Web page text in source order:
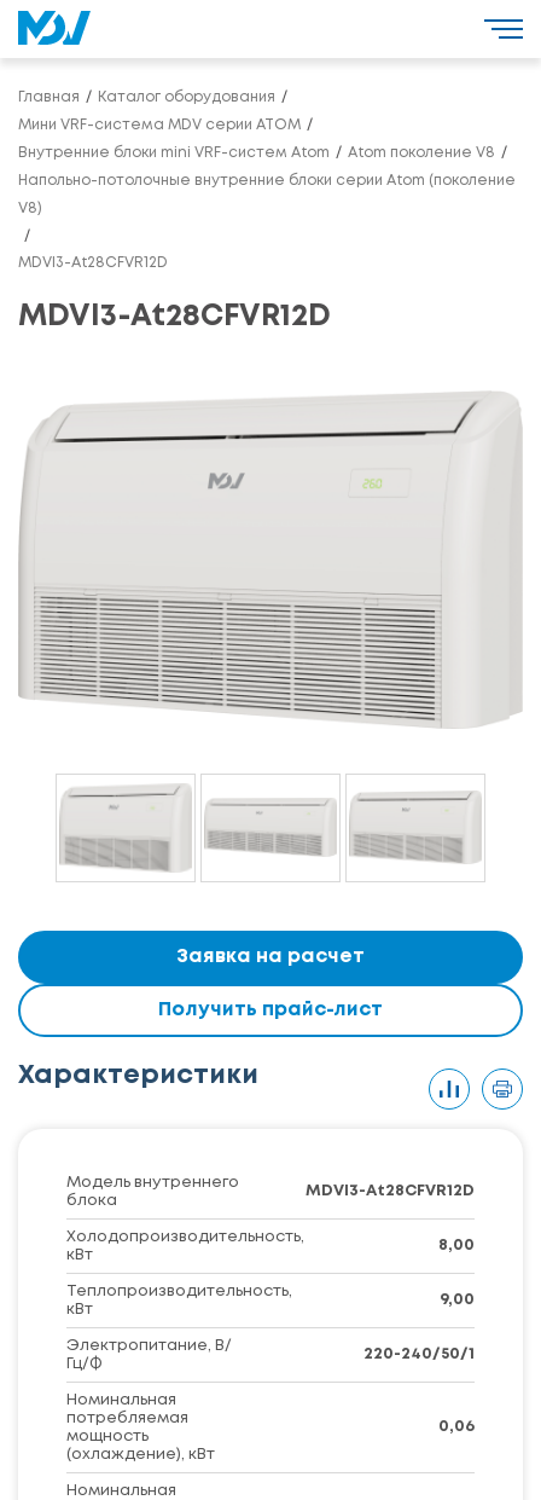
Главная Каталог оборудования
Мини VRF-система MDV серии ATOM
Внутренние блоки mini VRF-систем Atom Atom поколение V8
Напольно-потолочные внутренние блоки серии Atom (поколение
V8)
MDVI3-At28CFVR12D
MDVI3-At28CFVR12D
Заявка на расчет
Получить прайс-лист
Характеристики
Модель внутреннего
блока
MDVI3-At28CFVR12D
Холодопроизводительность,
кВт
8,00
Теплопроизводительность,
кВт
9,00
Электропитание, В/
Гц/Ф
220-240/50/1
Номинальная
потребляемая
мощность
(охлаждение), кВт
0,06
Номинальная